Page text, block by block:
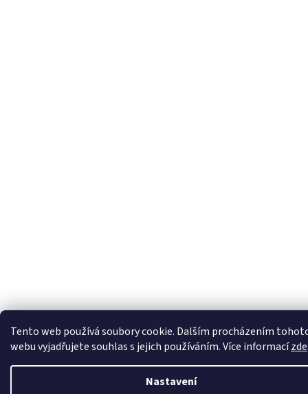
Tento web používá soubory cookie. Dalším procházením
webu vyjadřujete souhlas s jejich používáním. Více informacízde
Nastavení